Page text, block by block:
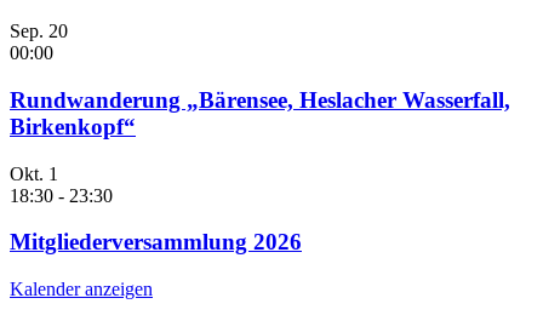
Sep. 20
00:00
Rundwanderung „Bärensee, Heslacher Wasserfall,
Birkenkopf“
Okt. 1
18:30 - 23:30
Mitgliederversammlung 2026
Kalender anzeigen